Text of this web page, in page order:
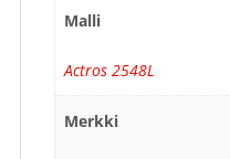
Malli
Actros 2548L
Merkki